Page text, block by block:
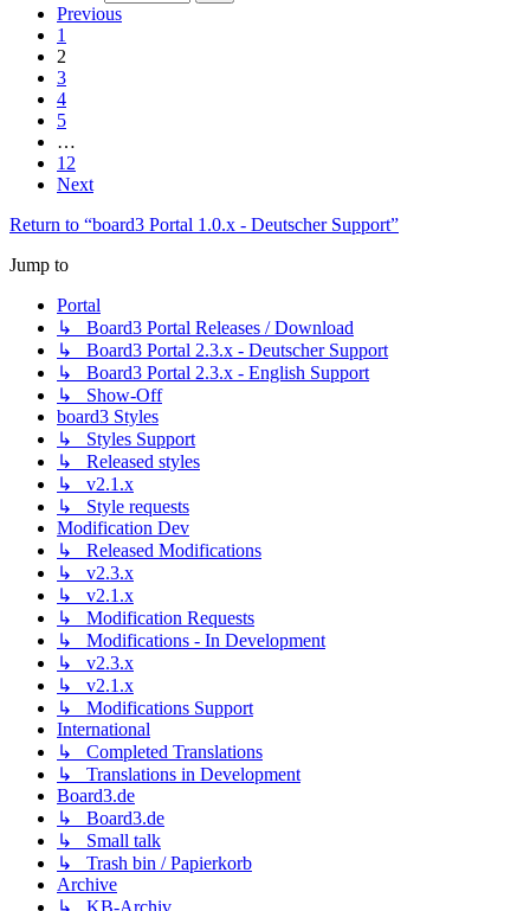
Previous
1
2
3
4
5
…
12
Next
Return to “board3 Portal 1.0.x - Deutscher Support”
Jump to
Portal
↳ Board3 Portal Releases / Download
↳ Board3 Portal 2.3.x - Deutscher Support
↳ Board3 Portal 2.3.x - English Support
↳ Show-Off
board3 Styles
↳ Styles Support
↳ Released styles
↳ v2.1.x
↳ Style requests
Modification Dev
↳ Released Modifications
↳ v2.3.x
↳ v2.1.x
↳ Modification Requests
↳ Modifications - In Development
↳ v2.3.x
↳ v2.1.x
↳ Modifications Support
International
↳ Completed Translations
↳ Translations in Development
Board3.de
↳ Board3.de
↳ Small talk
↳ Trash bin / Papierkorb
Archive